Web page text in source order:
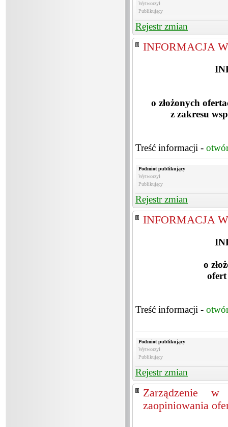
Wytworzył
Publikujący
Rejestr zmian
INFORMACJA
o złożonych
z zakresu
Treść informacji -
Podmiot publikujący
Wytworzył
Publikujący
Rejestr zmian
INFORMACJA
o
Treść informacji -
Podmiot publikujący
Wytworzył
Publikujący
Rejestr zmian
Zarządzenie
zaopiniowania